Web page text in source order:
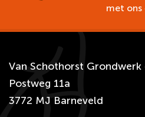
met ons
Van Schothorst Grondwerk
Postweg 11a
3772 MJ Barneveld